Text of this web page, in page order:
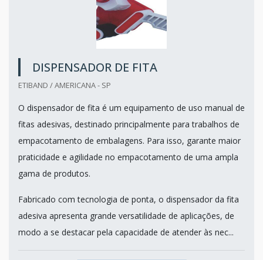
DISPENSADOR DE FITA
ETIBAND / AMERICANA - SP
O dispensador de fita é um equipamento de uso manual de
fitas adesivas, destinado principalmente para trabalhos de
empacotamento de embalagens. Para isso, garante maior
praticidade e agilidade no empacotamento de uma ampla
gama de produtos.
Fabricado com tecnologia de ponta, o dispensador da fita
adesiva apresenta grande versatilidade de aplicações, de
modo a se destacar pela capacidade de atender às nec...